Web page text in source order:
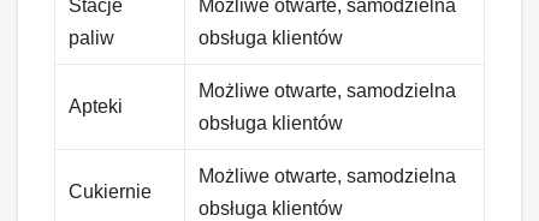
Stacje
paliw
Możliwe otwarte, samodzielna
obsługa klientów
Apteki
Możliwe otwarte, samodzielna
obsługa klientów
Cukiernie
Możliwe otwarte, samodzielna
obsługa klientów